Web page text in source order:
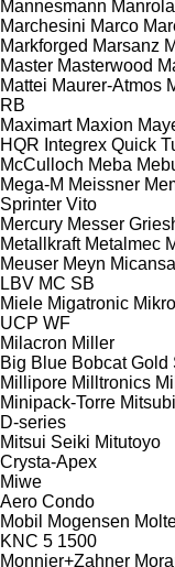
Mannesmann
Marchesini Marco
Markforged Marsanz
Master Masterwood
Mattei Maurer-Atmos
RB
Maximart Maxion
HQR Integrex Quick
McCulloch Meba
Mega-M Meissner
Sprinter Vito
Mercury Messer
Metallkraft Metalmec
Meuser Meyn
LBV MC SB
Miele Migatronic
UCP WF
Milacron Miller
Big Blue Bobcat Gold
Millipore Milltronics
Minipack-Torre
D-series
Mitsui Seiki Mitutoyo
Crysta-Apex
Miwe
Aero Condo
Mobil
Mogensen
KNC 5 1500
Monnier+Zahner